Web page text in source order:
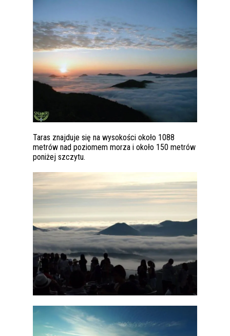
Taras znajduje się na wysokości około 1088
metrów nad poziomem morza i około 150 metrów
poniżej szczytu.